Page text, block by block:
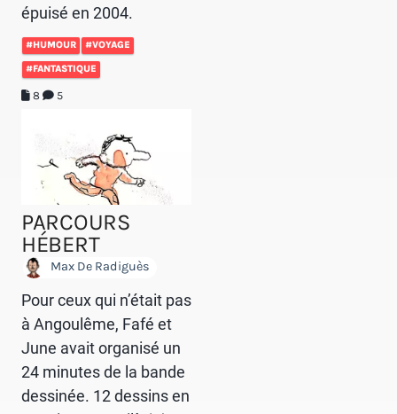
épuisé en 2004.
#HUMOUR #VOYAGE
#FANTASTIQUE
8 5
PARCOURS
HÉBERT
Max De Radiguès
Pour ceux qui n’était pas
à Angoulême, Fafé et
June avait organisé un
24 minutes de la bande
dessinée. 12 dessins en